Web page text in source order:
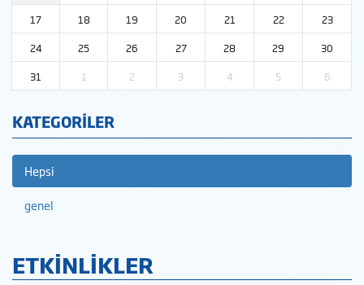
17
18 19 20 21 22
23
24
25 26 27 28 29
30
31
1 2 3 4 5 6
KATEGORİLER
Hepsi
genel
ETKİNLİKLER